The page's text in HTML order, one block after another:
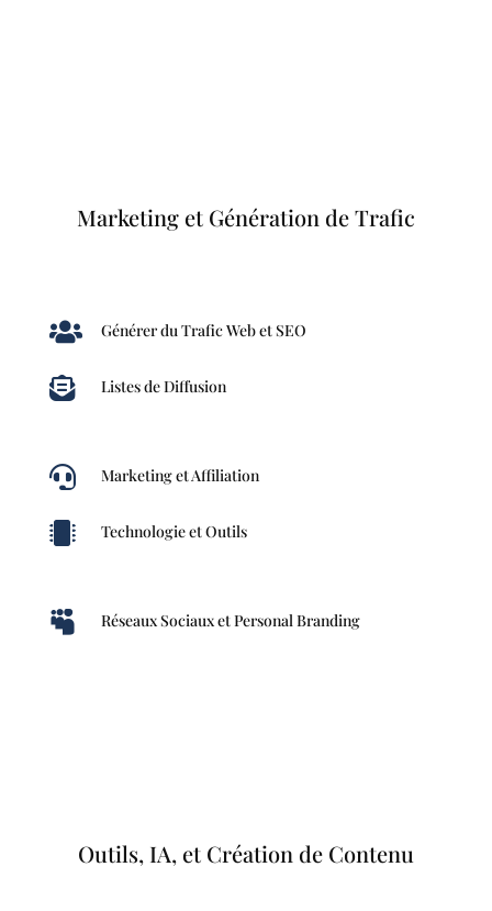
Marketing et Génération de Trafic
 Générer du Trafic Web et SEO
 Listes de Diffusion
 Marketing et Affiliation
 Technologie et Outils
 Réseaux Sociaux et Personal Branding
Outils, IA, et Création de Contenu